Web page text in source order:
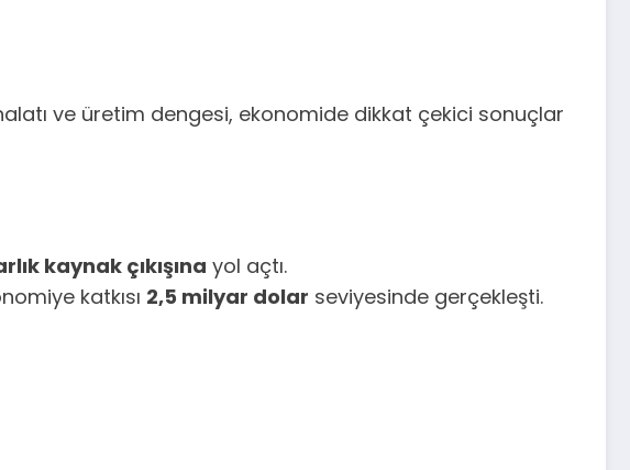
ve üretim dengesi, ekonomide dikkat çekici sonuçlar
kaynak çıkışına yol açtı.
katkısı 2,5 milyar dolar seviyesinde gerçekleşti.